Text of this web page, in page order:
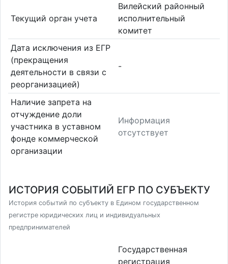
Текущий орган учета
Вилейский районный
исполнительный
комитет
Дата исключения из ЕГР
(прекращения
деятельности в связи с
реорганизацией)
-
Наличие запрета на
отчуждение доли
участника в уставном
фонде коммерческой
организации
Информация
отсутствует
ИСТОРИЯ СОБЫТИЙ ЕГР ПО СУБЪЕКТУ
История событий по субъекту в Едином государственном
регистре юридических лиц и индивидуальных
предпринимателей
Государственная
регистрация